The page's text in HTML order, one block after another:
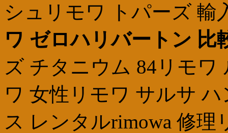
シュリモワ トパーズ 輸
ワ ゼロハリバートン 比
ズ チタニウム 84リモ
ワ 女性リモワ サルサ
ス レンタルrimowa 修